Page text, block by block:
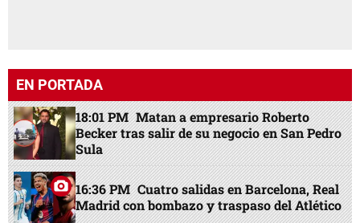
EN PORTADA
18:01 PM Matan a empresario Roberto
Becker tras salir de su negocio en San Pedro
Sula
16:36 PM Cuatro salidas en Barcelona, Real
Madrid con bombazo y traspaso del Atlético